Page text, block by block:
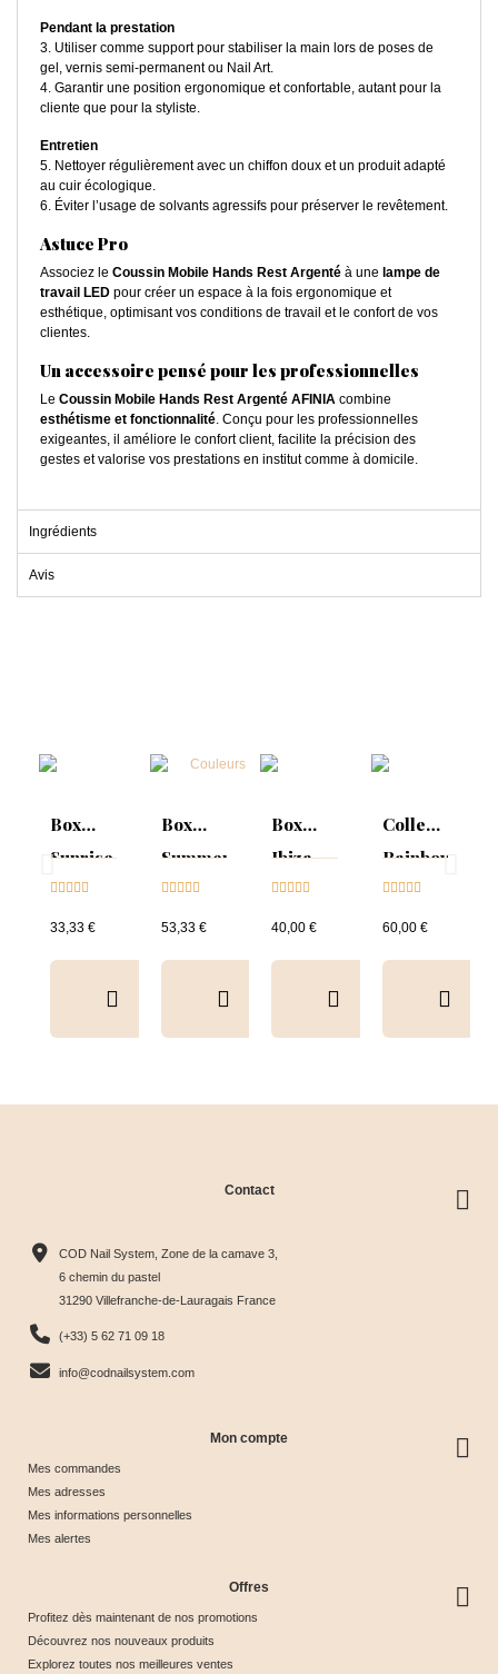
Pendant la prestation
3. Utiliser comme support pour stabiliser la main lors de poses de
gel, vernis semi-permanent ou Nail Art.
4. Garantir une position ergonomique et confortable, autant pour la
cliente que pour la styliste.
Entretien
5. Nettoyer régulièrement avec un chiffon doux et un produit adapté
au cuir écologique.
6. Éviter l’usage de solvants agressifs pour préserver le revêtement.
Astuce Pro
Associez le Coussin Mobile Hands Rest Argenté à une lampe de
travail LED pour créer un espace à la fois ergonomique et
esthétique, optimisant vos conditions de travail et le confort de vos
clientes.
Un accessoire pensé pour les professionnelles
Le Coussin Mobile Hands Rest Argenté AFINIA combine
esthétisme et fonctionnalité. Conçu pour les professionnelles
exigeantes, il améliore le confort client, facilite la précision des
gestes et valorise vos prestations en institut comme à domicile.
Ingrédients
Avis
Box
Sunrise
Collection
& Tips

33,33 €
Box
Summer
Mood :
ON
Collection

53,33 €
Box
Ibiza
Collection
& Tips

40,00 €
Collection
Rainbow
Tips &
nuancier

60,00 €
Tips &
nuancier
 
& Tips
Glow &
Collection
Contact
COD Nail System, Zone de la camave 3,
6 chemin du pastel
31290 Villefranche-de-Lauragais France
(+33) 5 62 71 09 18
info@codnailsystem.com
Mon compte
Mes commandes
Mes adresses
Mes informations personnelles
Mes alertes
Offres
Profitez dès maintenant de nos promotions
Découvrez nos nouveaux produits
Explorez toutes nos meilleures ventes